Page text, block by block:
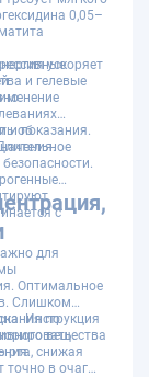
0,05–
ускоряет
и гелевые
об
и показания.
с
для
Оптимальное
Слишком
Инструкция
по
вещества
рта, снижая
точно в очаг